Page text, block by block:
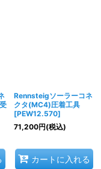
Rennsteigソーラーコネ
クタ(MC4)圧着工具
[PEW12.570]
71,200円(税込)
カートに入れる